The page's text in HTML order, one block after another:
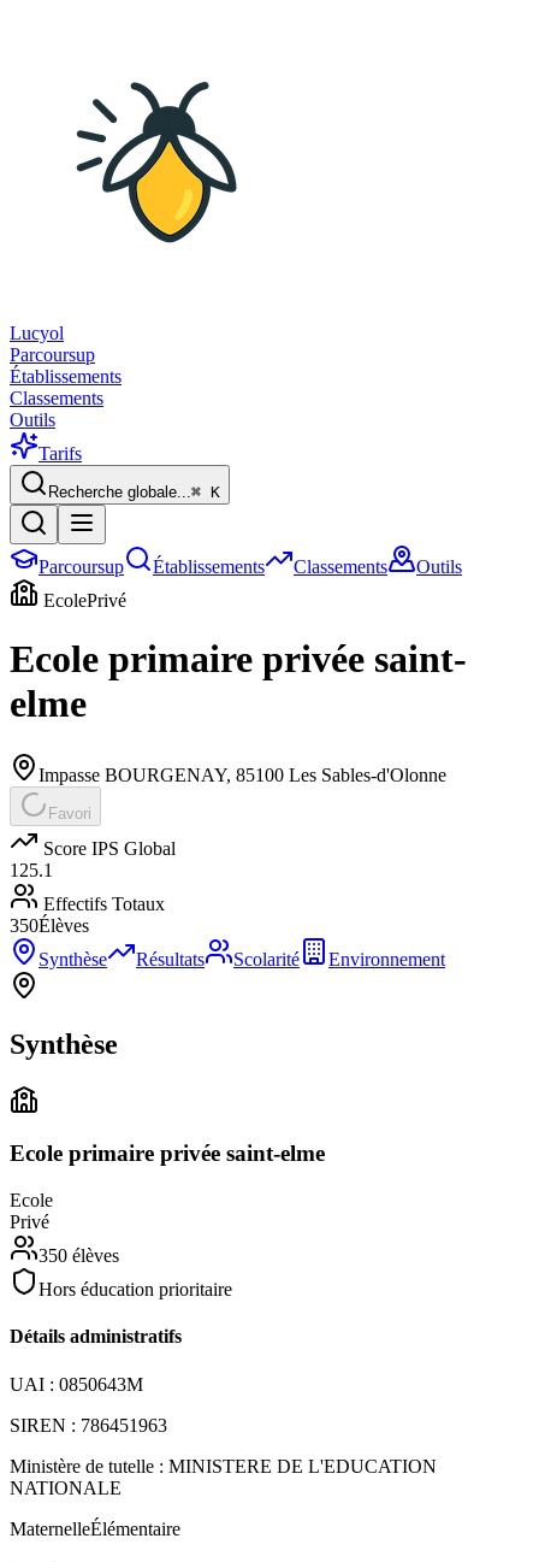
Lucyol
Parcoursup
Établissements
Classements
Outils
Tarifs
Recherche globale...⌘ K
Parcoursup Établissements Classements
Outils
EcolePrivé
Ecole primaire privée saint-
elme
Impasse BOURGENAY, 85100 Les Sables-d'Olonne
Favori
Score IPS Global
125.1
Effectifs Totaux
350Élèves
Synthèse
Résultats Scolarité Environnement
Synthèse
Ecole primaire privée saint-elme
Ecole
Privé
350 élèves
Hors éducation prioritaire
Détails administratifs
UAI : 0850643M
SIREN : 786451963
Ministère de tutelle : MINISTERE DE L'EDUCATION
NATIONALE
MaternelleÉlémentaire